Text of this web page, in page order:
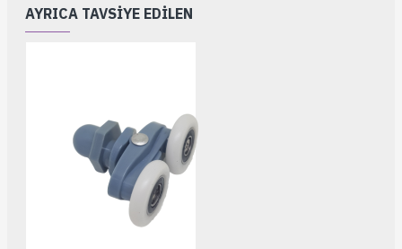
AYRICA TAVSIYE EDILEN